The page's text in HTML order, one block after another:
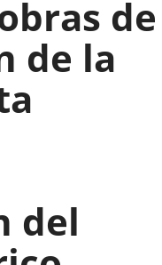
de
de la
del